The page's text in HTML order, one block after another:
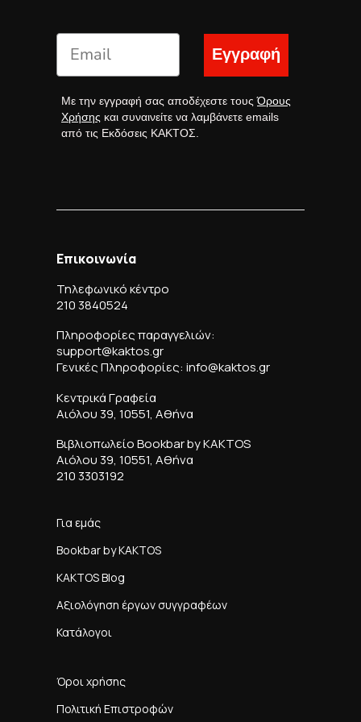
Εγγραφή
Με την εγγραφή σας αποδέχεστε τουςΌρους
Χρήσης και συναινείτε να λαμβάνετε emails
από τις Εκδόσεις ΚΑΚΤΟΣ.
Επικοινωνία
Τηλεφωνικό κέντρο
210 3840524
Πληροφορίες παραγγελιών:
support@kaktos.gr
Γενικές Πληροφορίες: info@kaktos.gr
Κεντρικά Γραφεία
Αιόλου 39, 10551, Αθήνα
Βιβλιοπωλείο Bookbar by KAKTOS
Αιόλου 39, 10551, Αθήνα
210 3303192
Για εμάς
Bookbar by KAKTOS
KAKTOS Blog
Αξιολόγηση έργων συγγραφέων
Κατάλογοι
Όροι χρήσης
Πολιτική Επιστροφών